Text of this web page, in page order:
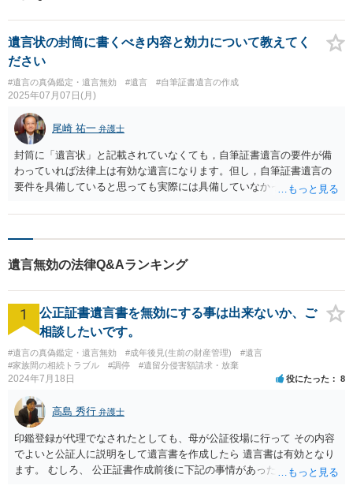
遺言状の封筒に書くべき内容と効力について教えてく
ださい
#遺言の真偽鑑定・遺言無効 #遺言 #自筆証書遺言の作成
2025年07月07日(月)
尾崎 祐一 弁護士
封筒に「遺言状」と記載されていなくても，自筆証書遺言の要件が備
わっていれば法律上は有効な遺言になります。但し，自筆証書遺言の
要件を具備していると思っても実際には具備していなかったとして無
金がかかりますが公正証書遺言が宜しいかと思います。
遺言無効の法律Q&Aランキング
1
公正証書遺言書を無効にする事は出来ないか、ご
相談したいです。
#遺言の真偽鑑定・遺言無効 #成年後見(生前の財産管理)
#遺言
#家族間の相続トラブル
#調停 #遺留分侵害額請求・放棄
2024年7月18日 役にたった 8
高島 秀行 弁護士
印鑑登録が代理でなされたとしても、母が公証役場に行って その内容
でよいと公証人に説明をして遺言書を作成したら 遺言書は有効となり
ます。 むしろ、 公正証書作成前後に下記の事情があったことが証明で